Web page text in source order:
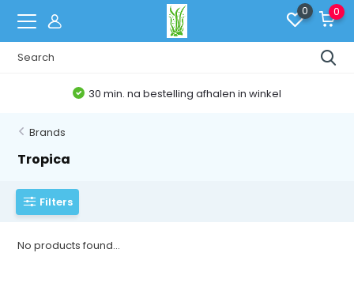
0 0
30 min. na bestelling afhalen in winkel
Brands
Tropica
Filters
No products found...